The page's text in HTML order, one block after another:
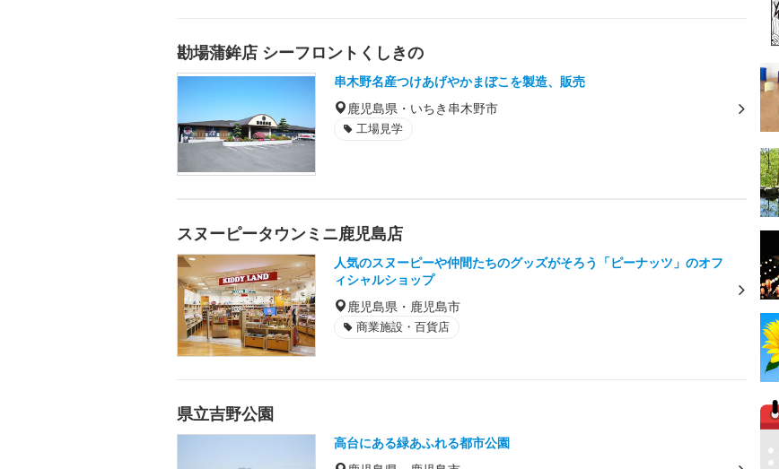
勘場蒲鉾店 シーフロントくしきの
串木野名産つけあげやかまぼこを製造、販売
鹿児島県・いちき串木野市
工場見学
スヌーピータウンミニ鹿児島店
人気のスヌーピーや仲間たちのグッズがそろう「ピーナッツ」のオフ
ィシャルショップ
鹿児島県・鹿児島市
商業施設・百貨店
県立吉野公園
高台にある緑あふれる都市公園